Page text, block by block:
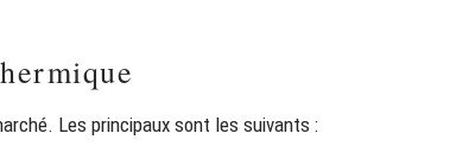
Les principaux sont les suivants :